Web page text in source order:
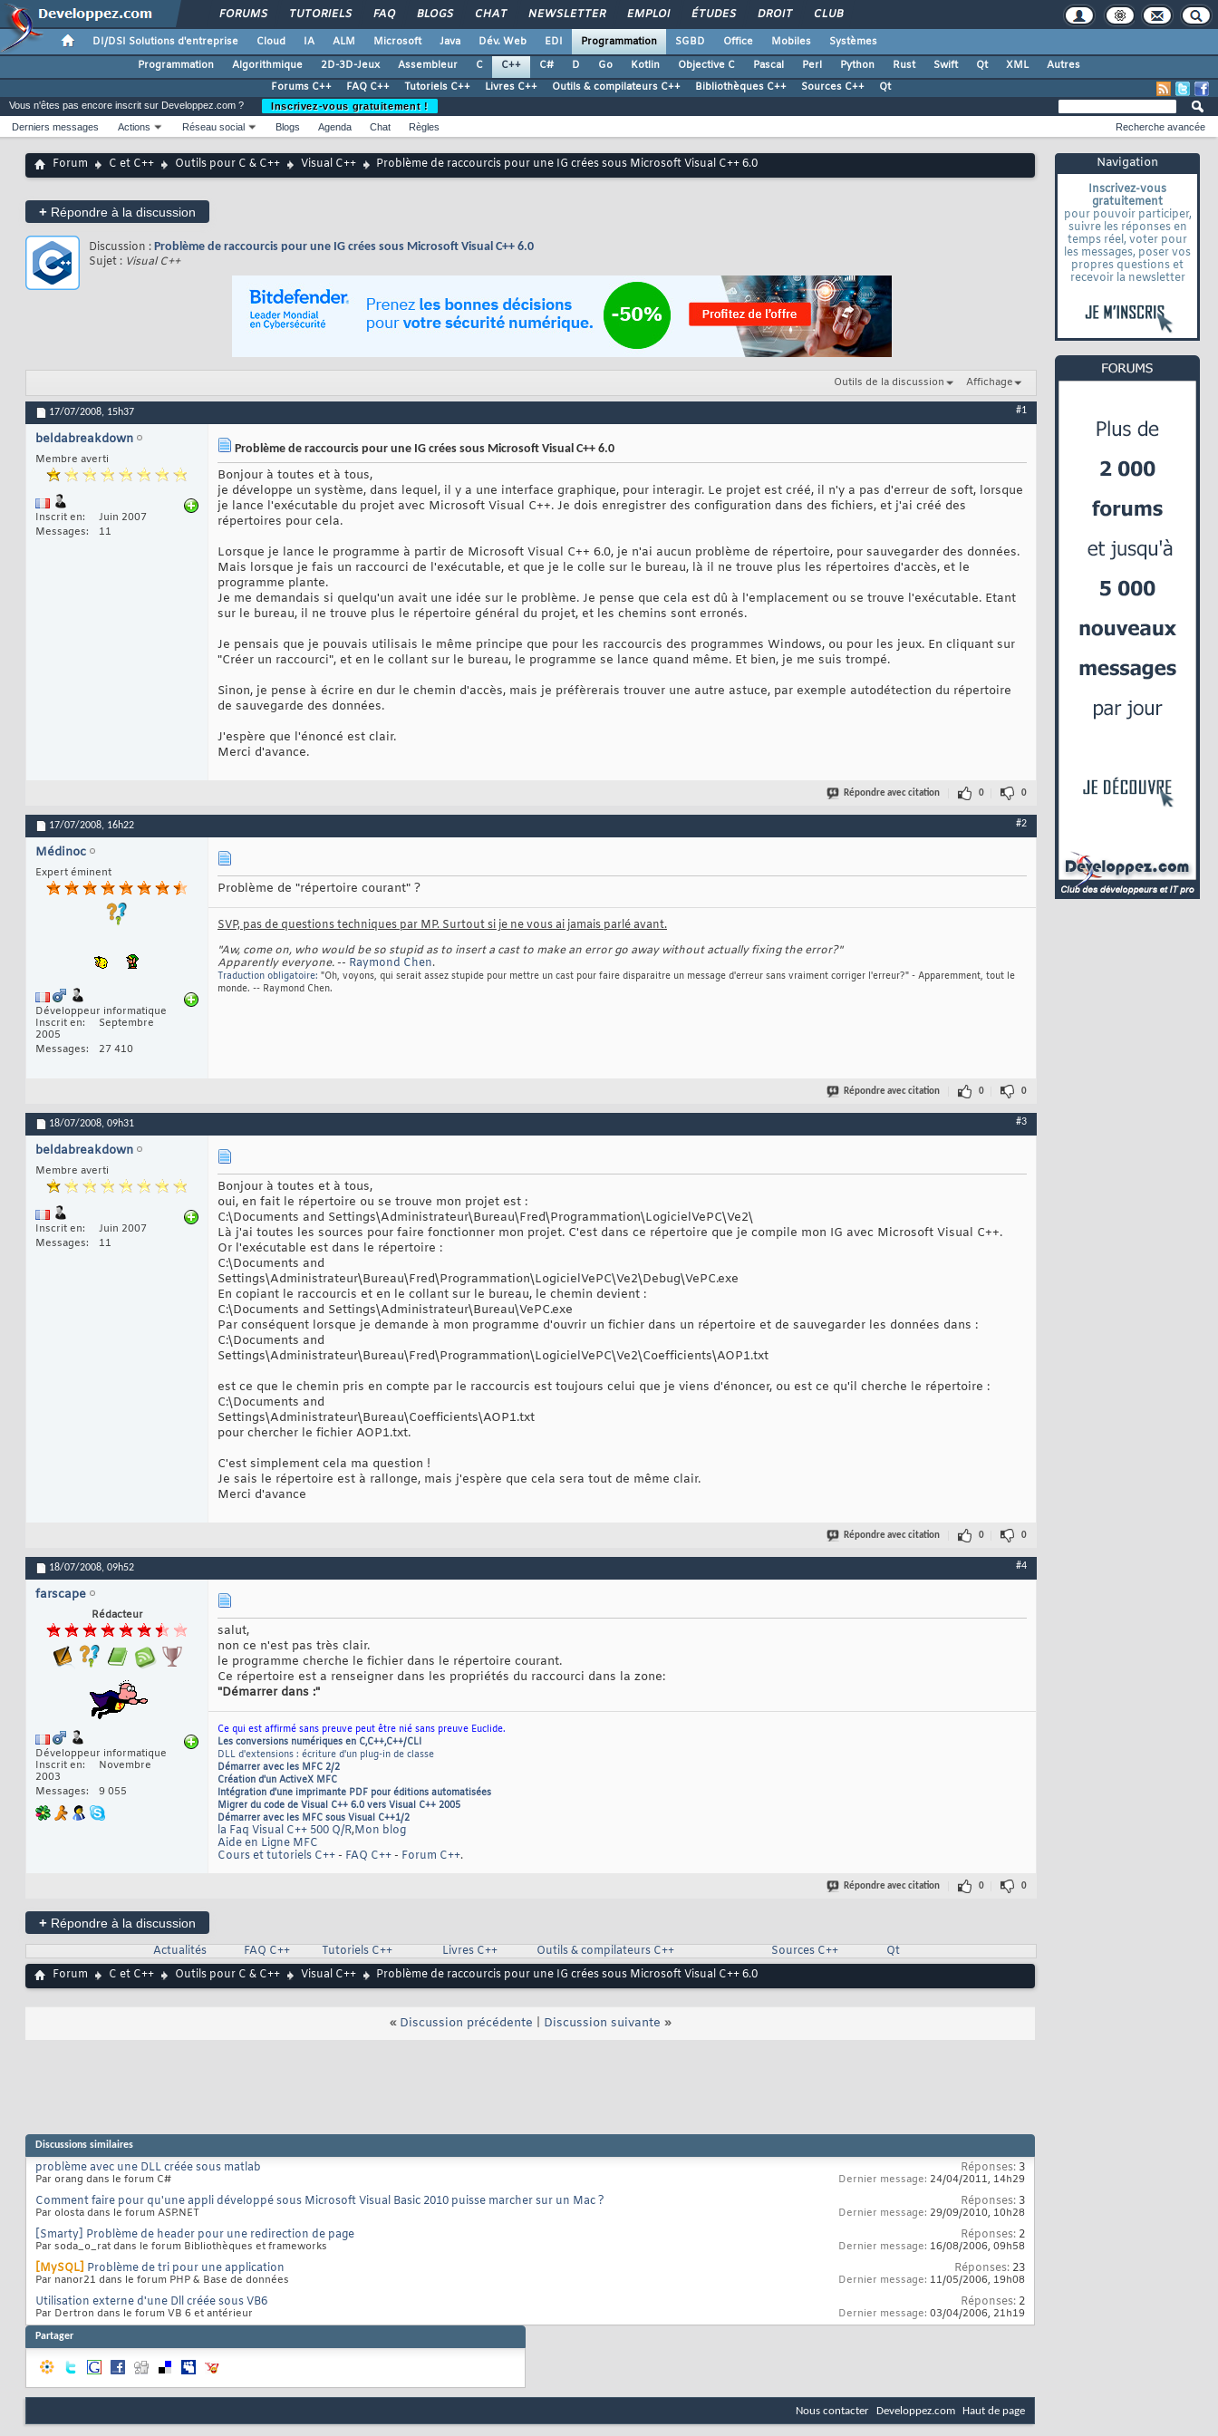
FORUMS TUTORIELS FAQ BLOGS CHAT NEWSLETTER EMPLOI ÉTUDES DROIT CLUB
DI/DSI Solutions d'entreprise Cloud IA ALM Microsoft Java Dév. Web EDI Programmation SGBD Office Mobiles
Systèmes
Programmation
Algorithmique 2D-3D-Jeux Assembleur C C++ C# D Go Kotlin Objective C Pascal Perl Python Rust Swift Qt XML
Autres
Forums C++
FAQ C++ Tutoriels C++ Livres C++ Outils & compilateurs C++ Bibliothèques C++ Sources C++ Qt
Navigation
Inscrivez-vous
gratuitement
pour pouvoir participer,
suivre les réponses en
temps réel, voter pour
les messages, poser vos
propres questions et
recevoir la newsletter
Vous n'êtes pas encore inscrit sur Developpez.com ?
Inscrivez-vous gratuitement !
Derniers messages
Actions Réseau social Blogs Agenda Chat Règles Recherche avancée
Forum C et C++ Outils pour C & C++ Visual C++ Problème de raccourcis pour une IG crées sous Microsoft Visual C++ 6.0
+ Répondre à la discussion
Discussion : Problème de raccourcis pour une IG crées sous Microsoft Visual C++ 6.0
Sujet : Visual C++
Outils de la discussion Affichage
17/07/2008, 15h37 #1
beldabreakdown
Membre averti
Inscrit en
Juin 2007
Messages
11
Problème de raccourcis pour une IG crées sous Microsoft Visual C++ 6.0
Bonjour à toutes et à tous,
je développe un système, dans lequel, il y a une interface graphique, pour interagir. Le projet est créé, il n'y a pas d'erreur de soft, lorsque
je lance l'exécutable du projet avec Microsoft Visual C++. Je dois enregistrer des configuration dans des fichiers, et j'ai créé des
répertoires pour cela.
Lorsque je lance le programme à partir de Microsoft Visual C++ 6.0, je n'ai aucun problème de répertoire, pour sauvegarder des données.
Mais lorsque je fais un raccourci de l'exécutable, et que je le colle sur le bureau, là il ne trouve plus les répertoires d'accès, et le
programme plante.
Je me demandais si quelqu'un avait une idée sur le problème. Je pense que cela est dû à l'emplacement ou se trouve l'exécutable. Etant
sur le bureau, il ne trouve plus le répertoire général du projet, et les chemins sont erronés.
Je pensais que je pouvais utilisais le même principe que pour les raccourcis des programmes Windows, ou pour les jeux. En cliquant sur
"Créer un raccourci", et en le collant sur le bureau, le programme se lance quand même. Et bien, je me suis trompé.
Sinon, je pense à écrire en dur le chemin d'accès, mais je préfèrerais trouver une autre astuce, par exemple autodétection du répertoire
de sauvegarde des données.
J'espère que l'énoncé est clair.
Merci d'avance.
Répondre avec citation 0 0
17/07/2008, 16h22 #2
Médinoc
Expert éminent
Développeur informatique
Inscrit en
Septembre
2005
Messages
27 410
Problème de "répertoire courant" ?
SVP, pas de questions techniques par MP. Surtout si je ne vous ai jamais parlé avant.
"Aw, come on, who would be so stupid as to insert a cast to make an error go away without actually fixing the error?"
Apparently everyone.-- Raymond Chen.
Traduction obligatoire: "Oh, voyons, qui serait assez stupide pour mettre un cast pour faire disparaitre un message d'erreur sans vraiment corriger l'erreur?" - Apparemment, tout le
monde. -- Raymond Chen.
Répondre avec citation 0 0
18/07/2008, 09h31 #3
beldabreakdown
Membre averti
Inscrit en
Juin 2007
Messages
11
Bonjour à toutes et à tous,
oui, en fait le répertoire ou se trouve mon projet est :
C:\Documents and Settings\Administrateur\Bureau\Fred\Programmation\LogicielVePC\Ve2\
Là j'ai toutes les sources pour faire fonctionner mon projet. C'est dans ce répertoire que je compile mon IG avec Microsoft Visual C++.
Or l'exécutable est dans le répertoire :
C:\Documents and
Settings\Administrateur\Bureau\Fred\Programmation\LogicielVePC\Ve2\Debug\VePC.exe
En copiant le raccourcis et en le collant sur le bureau, le chemin devient :
C:\Documents and Settings\Administrateur\Bureau\VePC.exe
Par conséquent lorsque je demande à mon programme d'ouvrir un fichier dans un répertoire et de sauvegarder les données dans :
C:\Documents and
Settings\Administrateur\Bureau\Fred\Programmation\LogicielVePC\Ve2\Coefficients\AOP1.txt
est ce que le chemin pris en compte par le raccourcis est toujours celui que je viens d'énoncer, ou est ce qu'il cherche le répertoire :
C:\Documents and
Settings\Administrateur\Bureau\Coefficients\AOP1.txt
pour chercher le fichier AOP1.txt.
C'est simplement cela ma question !
Je sais le répertoire est à rallonge, mais j'espère que cela sera tout de même clair.
Merci d'avance
Répondre avec citation 0 0
18/07/2008, 09h52 #4
farscape
Rédacteur
Développeur informatique
Inscrit en
Novembre
2003
Messages
9 055
salut,
non ce n'est pas très clair.
le programme cherche le fichier dans le répertoire courant.
Ce répertoire est a renseigner dans les propriétés du raccourci dans la zone:
"Démarrer dans :"
Ce qui est affirmé sans preuve peut être nié sans preuve Euclide.
Les conversions numériques en C,C++,C++/CLI
DLL d'extensions : écriture d'un plug-in de classe
Démarrer avec les MFC 2/2
Création d'un ActiveX MFC
Intégration d'une imprimante PDF pour éditions automatisées
Migrer du code de Visual C++ 6.0 vers Visual C++ 2005
Démarrer avec les MFC sous Visual C++1/2
la Faq Visual C++ 500 Q/R,Mon blog
Aide en Ligne MFC
Cours et tutoriels C++- FAQ C++- Forum C++.
Répondre avec citation 0 0
+ Répondre à la discussion
Actualités
FAQ C++ Tutoriels C++ Livres C++ Outils & compilateurs C++ Sources C++
Qt
Forum
C et C++ Outils pour C & C++ Visual C++ Problème de raccourcis pour une IG crées sous Microsoft Visual C++ 6.0
« Discussion précédente Discussion suivante »
Discussions similaires
problème avec une DLL créée sous matlab
Par orang dans le forum C#
Réponses: 3
Dernier message: 24/04/2011, 14h29
Comment faire pour qu'une appli développé sous Microsoft Visual Basic 2010 puisse marcher sur un Mac ?
Par olosta dans le forum ASP.NET
Réponses: 3
Dernier message: 29/09/2010, 10h28
[Smarty] Problème de header pour une redirection de page
Par soda_o_rat dans le forum Bibliothèques et frameworks
Réponses: 2
Dernier message: 16/08/2006, 09h58
[MySQL] Problème de tri pour une application
Par nanor21 dans le forum PHP & Base de données
Réponses: 23
Dernier message: 11/05/2006, 19h08
Utilisation externe d'une Dll créée sous VB6
Par Dertron dans le forum VB 6 et antérieur
Réponses: 2
Dernier message: 03/04/2006, 21h19
Partager
Nous contacter Developpez.com Haut de page